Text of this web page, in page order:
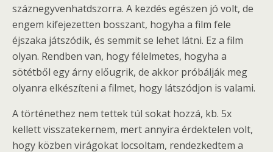
száznegyvenhatdszorra. A kezdés egészen jó volt, de
engem kifejezetten bosszant, hogyha a film fele
éjszaka játszódik, és semmit se lehet látni. Ez a film
olyan. Rendben van, hogy félelmetes, hogyha a
sötétből egy árny előugrik, de akkor próbálják meg
olyanra elkészíteni a filmet, hogy látszódjon is valami.
A történethez nem tettek túl sokat hozzá, kb. 5x
kellett visszatekernem, mert annyira érdektelen volt,
hogy közben virágokat locsoltam, rendezkedtem a